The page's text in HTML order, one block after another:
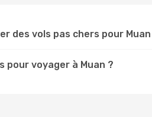
des vols pas chers pour
pour voyager à Muan ?